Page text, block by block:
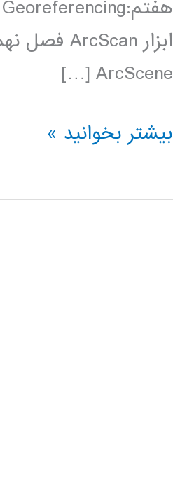
ArcScene […]
فیلم
فارسی
بیشتر بخوانید »